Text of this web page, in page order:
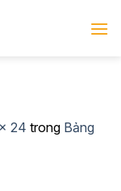
24 trong Bảng